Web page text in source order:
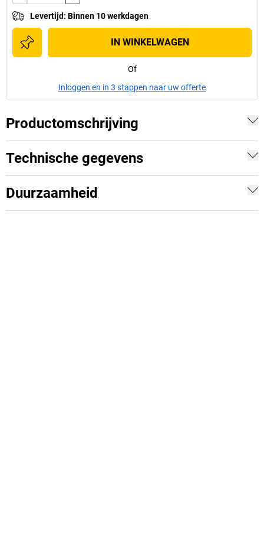
Levertijd: Binnen 10 werkdagen
IN WINKELWAGEN
Of
Inloggen en in 3 stappen naar uw offerte
Productomschrijving
Technische gegevens
Duurzaamheid